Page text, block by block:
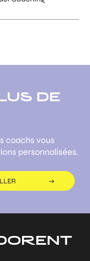
DE
coachs vous
personnalisées.